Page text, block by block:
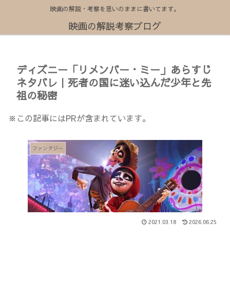
映画の解説・考察を思いのままに書いてます。
映画の解説考察ブログ
ディズニー「リメンバー・ミー」あらすじ
ネタバレ｜死者の国に迷い込んだ少年と先
祖の秘密
※この記事にはPRが含まれています。
ファンタジー
2021.03.18 2026.06.25